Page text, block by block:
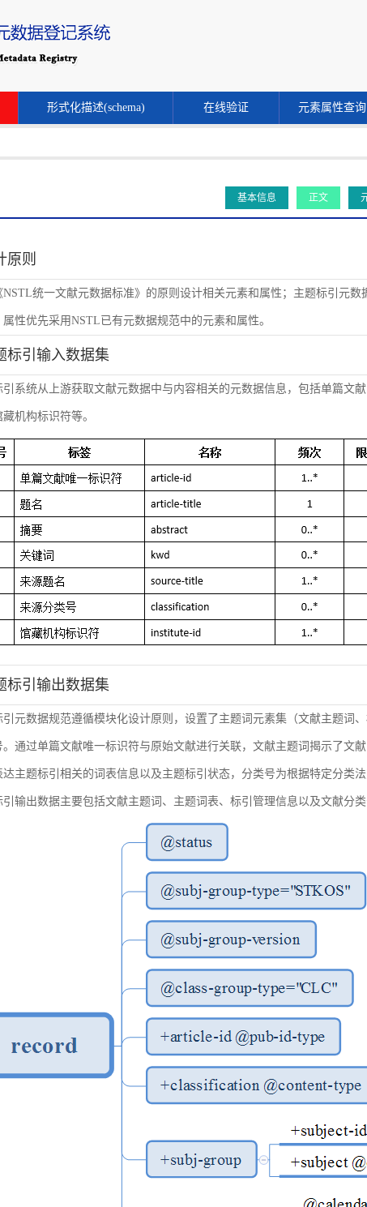
形式化描述(schema) 在线验证 元素属性查询
基本信息 正文
原则
NSTL统一文献元数据标准》的原则设计相关元素和属性；主题标引元
性优先采用NSTL已有元数据规范中的元素和属性。
标引输入数据集
引系统从上游获取文献元数据中与内容相关的元数据信息，包括单篇文
机构标识符等。
标引输出数据集
引元数据规范遵循模块化设计原则，设置了主题词元素集（文献主题词
。通过单篇文献唯一标识符与原始文献进行关联，文献主题词揭示了文
达主题标引相关的词表信息以及主题标引状态，分类号为根据特定分类
引输出数据主要包括文献主题词、主题词表、标引管理信息以及文献分